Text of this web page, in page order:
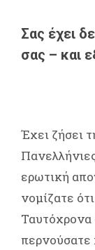
Σας έχει
σας – και
Έχει ζήσει
ερωτική
νομίζατε
Ταυτόχρονα
περνούσατε